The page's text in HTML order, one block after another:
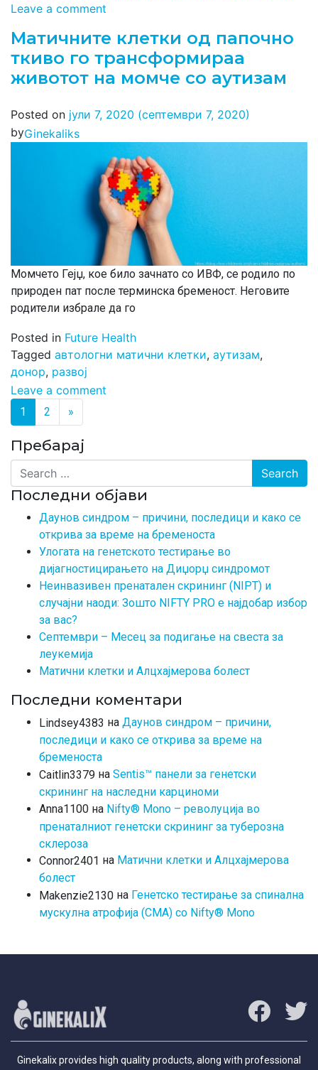
Leave a comment
Матичните клетки од папочно
ткиво го трансформираа
животот на момче со аутизам
Posted on јули 7, 2020 (септември 7, 2020)
byGinekaliks
Момчето Гејџ, кое било зачнато со ИВФ, се родило по
природен пат после терминска бременост. Неговите
родители избрале да го
Posted in Future Health
Tagged автологни матични клетки, аутизам,
донор, развој
Leave a comment
Posts navigation
1 2 »
Пребарај
Search
Последни објави
Даунов синдром – причини, последици и како се
открива за време на бременоста
Улогата на генетското тестирање во
дијагностицирањето на Диџорџ синдромот
Неинвазивен пренатален скрининг (NIPT) и
случајни наоди: Зошто NIFTY PRO е најдобар избор
за вас?
Септември – Месец за подигање на свеста за
леукемија
Матични клетки и Алцхајмерова болест
Последни коментари
Lindsey4383 на Даунов синдром – причини,
последици и како се открива за време на
бременоста
Caitlin3379 на Sentis™ панели за генетски
скрининг на наследни карциноми
Anna1100 на Nifty® Mono – револуција во
пренаталниот генетски скрининг за туберозна
склероза
Connor2401 на Матични клетки и Алцхајмерова
болест
Makenzie2130 на Генетско тестирање за спинална
мускулна атрофија (СМА) со Nifty® Mono
Ginekalix provides high quality products, along with professional